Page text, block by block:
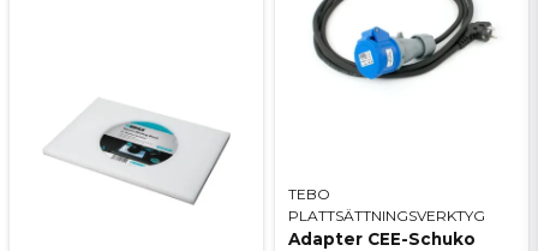
TEBO
PLATTSÄTTNINGSVERKTYG
Adapter CEE-Schuko